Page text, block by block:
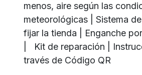
menos, aire según las
meteorológicas | Sistema
fijar la tienda | Enganche
| Kit de reparación |
través de Código QR